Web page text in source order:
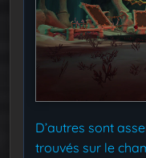
D’autres sont
trouvés sur le